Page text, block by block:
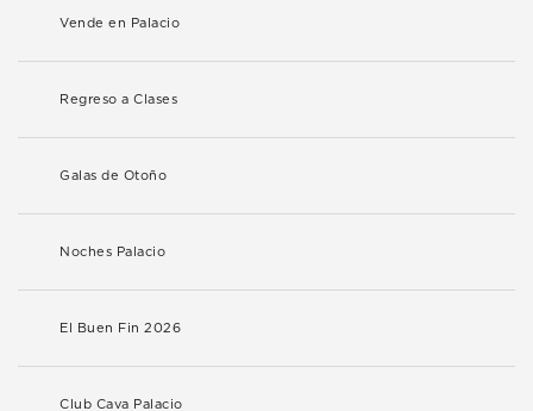
Vende en Palacio
Regreso a Clases
Galas de Otoño
Noches Palacio
El Buen Fin 2026
Club Cava Palacio